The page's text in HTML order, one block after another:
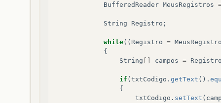
BufferedReader MeusRegistros
String Registro ;
while(( Registro =
{
String
campos =
if ( txtCodigo . getText ().
{
txtCodigo . setText (